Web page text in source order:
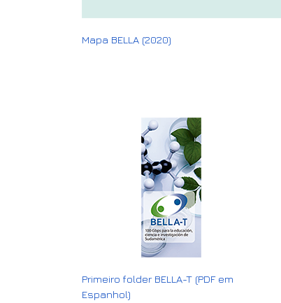
Mapa BELLA (2020)
Primeiro folder BELLA-T (PDF em
Espanhol)